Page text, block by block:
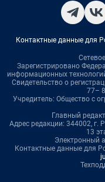
Контактные данные для
Зарегистрировано
информационных
Свидетельство о
77–
Учредитель: Общество с
Главный
Адрес редакции: 344002, г.
13
Электронный
Контактные данные для